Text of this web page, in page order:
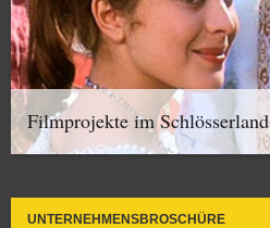
Filmprojekte im Schlösserland
UNTERNEHMENSBROSCHÜRE